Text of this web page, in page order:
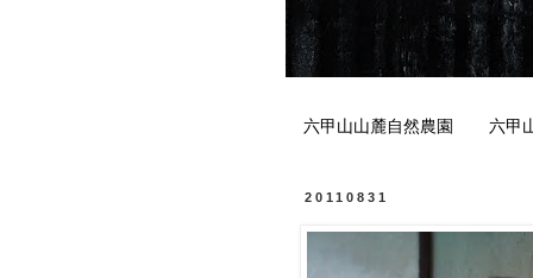
六甲山山麓自然農園 六甲
20110831